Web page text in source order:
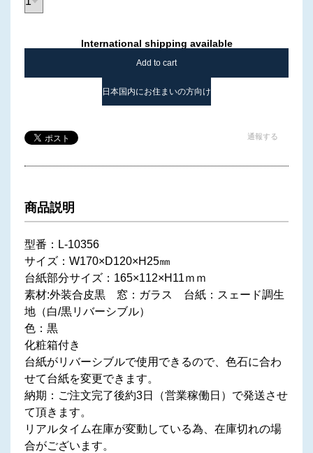
International shipping available
Add to cart
日本国内にお住まいの方向け
通報する
商品説明
型番：L-10356
サイズ：W170×D120×H25㎜
台紙部分サイズ：165×112×H11ｍｍ
素材:外装合皮黒 窓：ガラス 台紙：スェード調生
地（白/黒リバーシブル）
色：黒
化粧箱付き
台紙がリバーシブルで使用できるので、色石に合わ
せて台紙を変更できます。
納期：ご注文完了後約3日（営業稼働日）で発送させ
て頂きます。
リアルタイム在庫が変動している為、在庫切れの場
合がございます。